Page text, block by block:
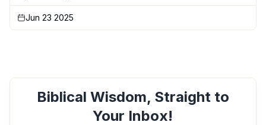
Jun 23 2025
Biblical Wisdom, Straight to
Your Inbox!